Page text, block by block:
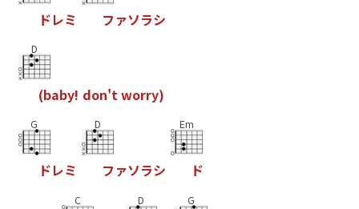
ドレミ フ ァソラシ
D
(baby! don'tworry)
G
ドレミ
D
フ ァソラシ
Em
ド
C D G